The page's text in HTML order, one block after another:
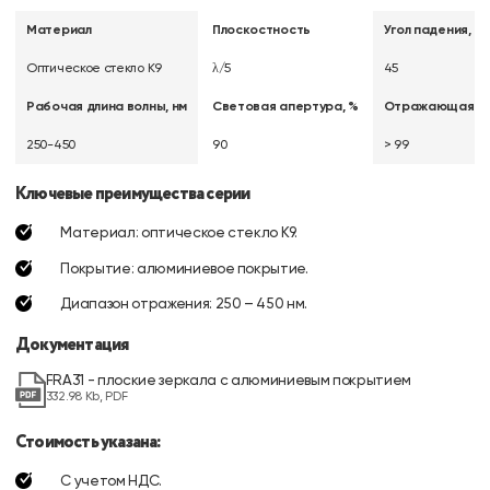
Материал
Оптическое стекло K9
Рабочая длина волны, нм
250-450
Плоскостность
λ/5
Световая апертура, %
90
Угол падения, °
45
Отражающая
> 99
Ключевые преимущества серии
Материал: оптическое стекло K9.
Покрытие: алюминиевое покрытие.
Диапазон отражения: 250 – 450 нм.
Документация
FRA31 - плоские зеркала с алюминиевым покрытием
332.98 Kb, PDF
Стоимость указана:
С учетом НДС.